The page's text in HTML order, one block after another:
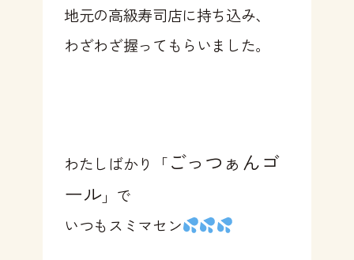
地元の高級寿司店に持ち込み、
わざわざ握ってもらいました。
わたしばかり「ごっつぁんゴ
ール 」で
いつもスミマセン